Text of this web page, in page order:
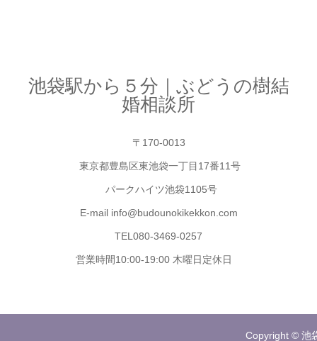
池袋駅から５分｜ぶどうの樹結
婚相談所
〒170-0013
東京都豊島区東池袋一丁目17番11号
パークハイツ池袋1105号
E-mail info@budounokikekkon.com
TEL080-3469-0257
営業時間10:00-19:00 木曜日定休日
Copyright © 池